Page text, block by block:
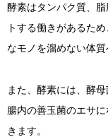
酵素はタンパク質、
トする働きがあるた
なモノを溜めない体質
また、酵素には、酵
腸内の善玉菌のエサ
きます。